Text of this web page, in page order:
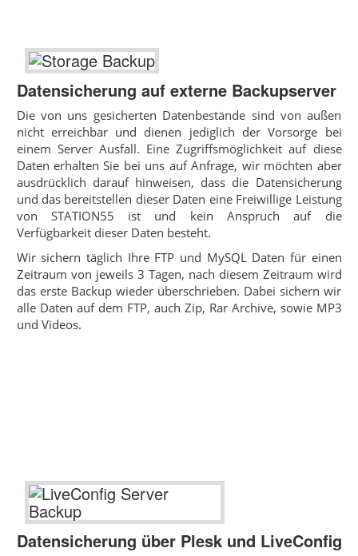
Datensicherung auf externe Backupserver
Die von uns gesicherten Datenbestände sind von außen
nicht erreichbar und dienen jediglich der Vorsorge bei
einem Server Ausfall. Eine Zugriffsmöglichkeit auf diese
Daten erhalten Sie bei uns auf Anfrage, wir möchten aber
ausdrücklich darauf hinweisen, dass die Datensicherung
und das bereitstellen dieser Daten eine Freiwillige Leistung
von STATION55 ist und kein Anspruch auf die
Verfügbarkeit dieser Daten besteht.
Wir sichern täglich Ihre FTP und MySQL Daten für einen
Zeitraum von jeweils 3 Tagen, nach diesem Zeitraum wird
das erste Backup wieder überschrieben. Dabei sichern wir
alle Daten auf dem FTP, auch Zip, Rar Archive, sowie MP3
und Videos.
Datensicherung über Plesk und LiveConfig